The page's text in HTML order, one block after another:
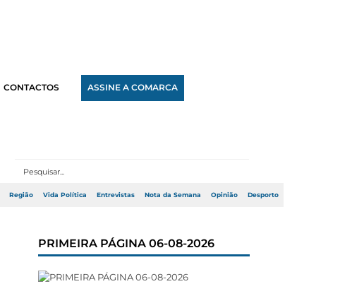
CONTACTOS ASSINE A COMARCA
Região Vida Política Entrevistas Nota da Semana Opinião Desporto
PRIMEIRA PÁGINA 06-08-2026